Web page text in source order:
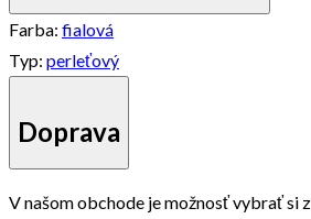
Farba: fialová
Typ: perleťový
Doprava
V našom obchode je možnosť vybrať si